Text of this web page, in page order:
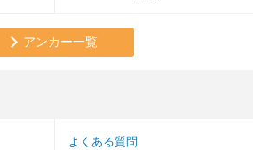
アンカー一覧
よくある質問